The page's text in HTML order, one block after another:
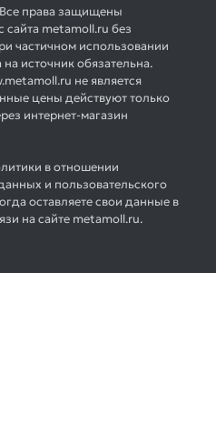
права защищены
metamoll.ru без
частичном использовании
источник обязательна.
не является
цены действуют только
интернет-магазин
в отношении
и пользовательского
оставляете свои данные в
на сайте metamoll.ru.